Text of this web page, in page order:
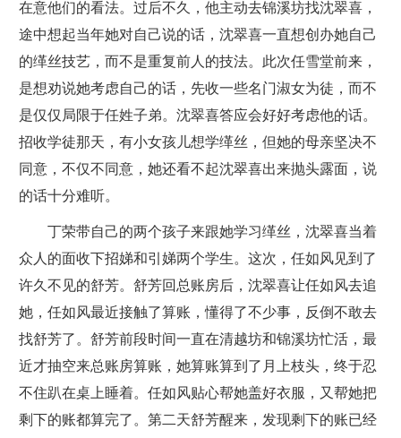
在意他们的看法。过后不久，他主动去锦溪坊找沈翠喜，
途中想起当年她对自己说的话，沈翠喜一直想创办她自己
的缂丝技艺，而不是重复前人的技法。此次任雪堂前来，
是想劝说她考虑自己的话，先收一些名门淑女为徒，而不
是仅仅局限于任姓子弟。沈翠喜答应会好好考虑他的话。
招收学徒那天，有小女孩儿想学缂丝，但她的母亲坚决不
同意，不仅不同意，她还看不起沈翠喜出来抛头露面，说
的话十分难听。
丁荣带自己的两个孩子来跟她学习缂丝，沈翠喜当着
众人的面收下招娣和引娣两个学生。这次，任如风见到了
许久不见的舒芳。舒芳回总账房后，沈翠喜让任如风去追
她，任如风最近接触了算账，懂得了不少事，反倒不敢去
找舒芳了。舒芳前段时间一直在清越坊和锦溪坊忙活，最
近才抽空来总账房算账，她算账算到了月上枝头，终于忍
不住趴在桌上睡着。任如风贴心帮她盖好衣服，又帮她把
剩下的账都算完了。第二天舒芳醒来，发现剩下的账已经